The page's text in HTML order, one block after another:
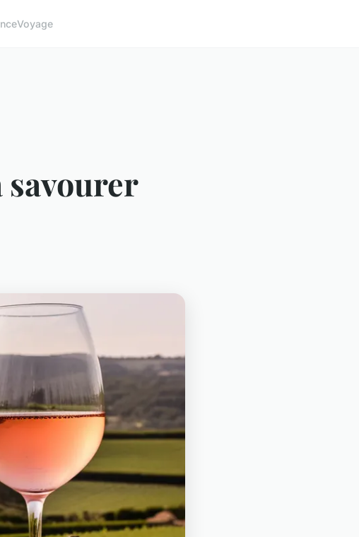
Voyage
savourer